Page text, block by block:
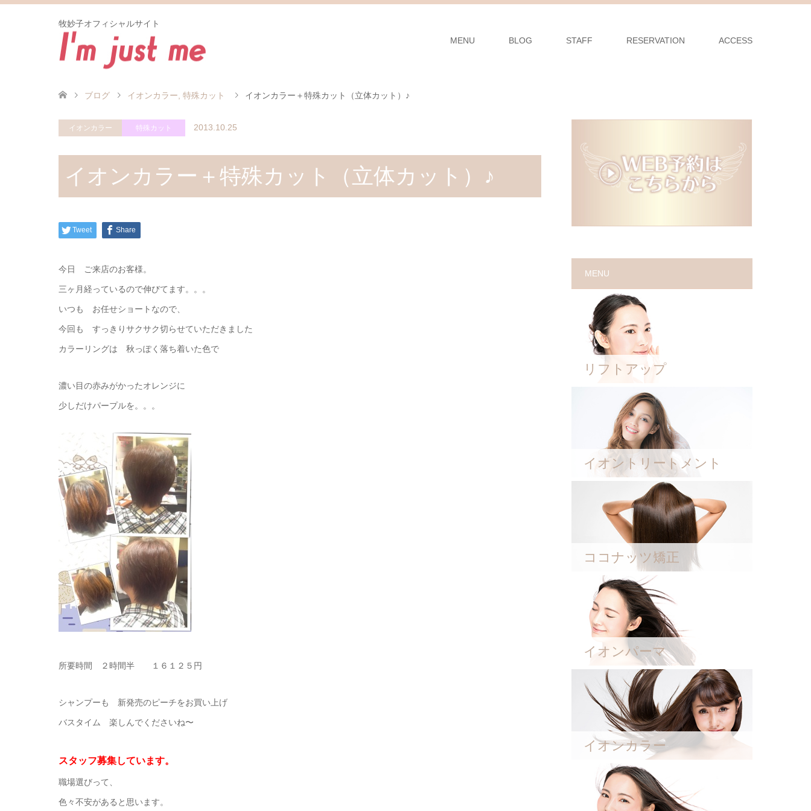
牧妙子オフィシャルサイト
MENU
BLOG STAFF RESERVATION ACCESS
ブログ イオンカラー 特殊カット イオンカラー＋特殊カット（立体カット）♪
イオンカラー 特殊カット 2013.10.25
イオンカラー＋特殊カット（立体カット）♪
Tweet Share
今日 ご来店のお客様。
三ヶ月経っているので伸びてます。。。
いつも お任せショートなので、
今回も すっきりサクサク切らせていただきました
カラーリングは 秋っぽく落ち着いた色で
濃い目の赤みがかったオレンジに
少しだけパープルを。。。
所要時間 ２時間半 １６１２５円
シャンプーも 新発売のピーチをお買い上げ
バスタイム 楽しんでくださいね〜
スタッフ募集しています。
職場選びって、
色々不安があると思います。
MENU
リフトアップ
イオントリートメント
ココナッツ矯正
イオンパーマ
イオンカラー